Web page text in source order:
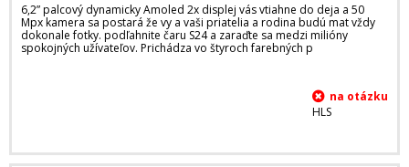
6,2” palcový dynamicky Amoled 2x displej vás vtiahne do deja a 50
Mpx kamera sa postará že vy a vaši priatelia a rodina budú mat vždy
dokonale fotky. podľahnite čaru S24 a zaraďte sa medzi milióny
spokojných užívateľov. Prichádza vo štyroch farebných p
HLS